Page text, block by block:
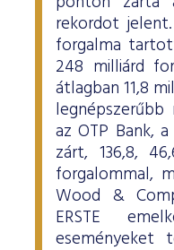
rekordot
forgalma
248 milliárd
átlagban 11,8
legnépszerűbb
az OTP Bank,
zárt, 136,8,
forgalommal,
Wood &
ERSTE
eseményeket